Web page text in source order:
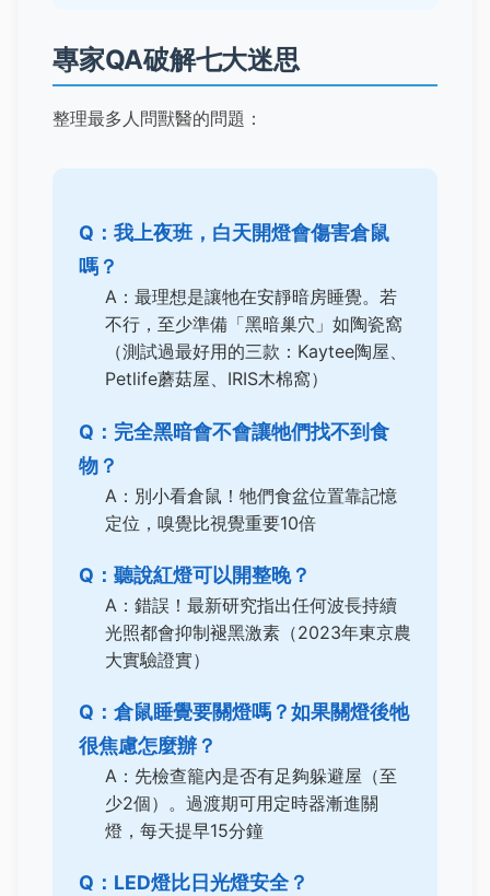
專家QA破解七大迷思
整理最多人問獸醫的問題：
Q：我上夜班，白天開燈會傷害倉鼠
嗎？
A：最理想是讓牠在安靜暗房睡覺。若
不行，至少準備「黑暗巢穴」如陶瓷窩
（測試過最好用的三款：Kaytee陶屋、
Petlife蘑菇屋、IRIS木棉窩）
Q：完全黑暗會不會讓牠們找不到食
物？
A：別小看倉鼠！牠們食盆位置靠記憶
定位，嗅覺比視覺重要10倍
Q：聽說紅燈可以開整晚？
A：錯誤！最新研究指出任何波長持續
光照都會抑制褪黑激素（2023年東京農
大實驗證實）
Q：倉鼠睡覺要關燈嗎？如果關燈後牠
很焦慮怎麼辦？
A：先檢查籠內是否有足夠躲避屋（至
少2個）。過渡期可用定時器漸進關
燈，每天提早15分鐘
Q：LED燈比日光燈安全？